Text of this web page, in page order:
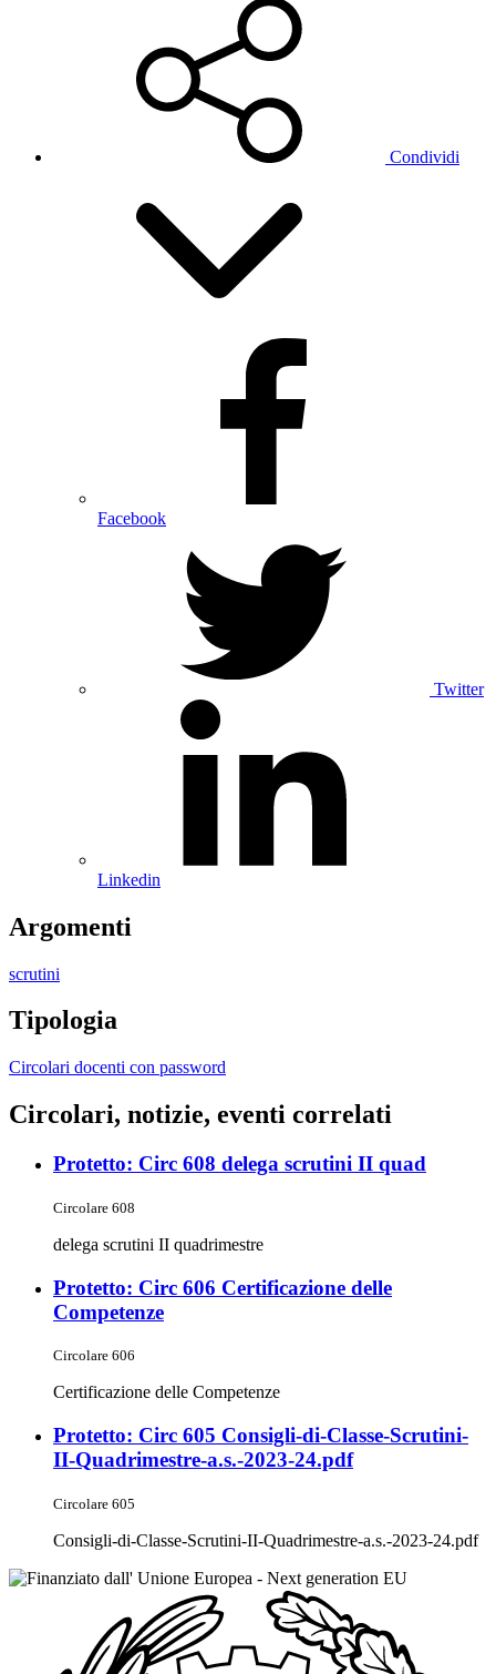
Condividi
Facebook
Twitter
Linkedin
Argomenti
scrutini
Tipologia
Circolari docenti con password
Circolari, notizie, eventi correlati
Protetto: Circ 608 delega scrutini II quad
Circolare 608
delega scrutini II quadrimestre
Protetto: Circ 606 Certificazione delle
Competenze
Circolare 606
Certificazione delle Competenze
Protetto: Circ 605 Consigli-di-Classe-Scrutini-
II-Quadrimestre-a.s.-2023-24.pdf
Circolare 605
Consigli-di-Classe-Scrutini-II-Quadrimestre-a.s.-2023-24.pdf